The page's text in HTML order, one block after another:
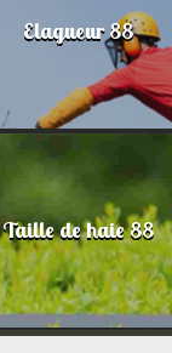
Elagueur 88
Taille de haie 88